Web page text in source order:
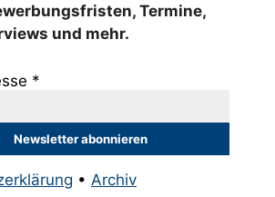
Termine,
und mehr.
*
• Archiv